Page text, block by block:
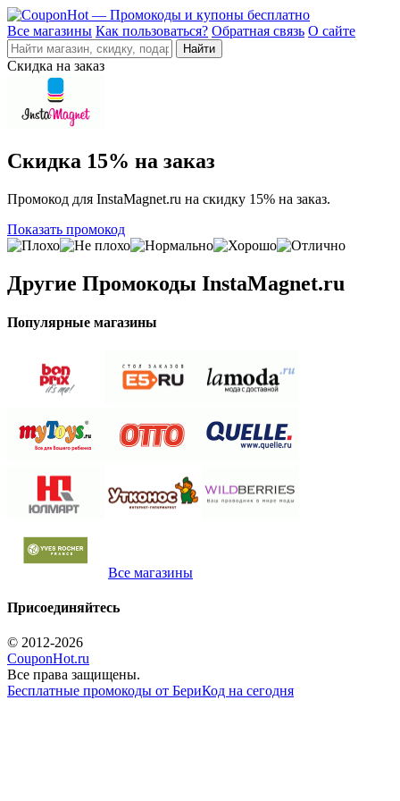
Все магазины Как пользоваться? Обратная связь О сайте
Скидка на заказ
Скидка 15% на заказ
Промокод для InstaMagnet.ru на скидку 15% на заказ.
Показать промокод
Другие Промокоды InstaMagnet.ru
Популярные магазины
Все магазины
Присоединяйтесь
© 2012-2026
CouponHot.ru
Все права защищены.
Бесплатные промокоды от БериКод на сегодня